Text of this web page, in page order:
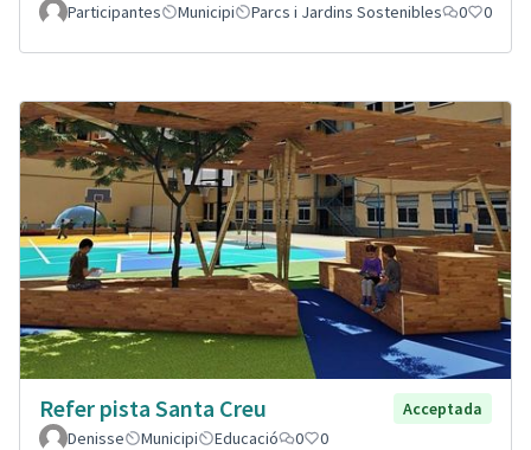
Participantes Municipi Parcs i Jardins Sostenibles 0 0
Refer pista Santa Creu
Acceptada
Denisse
Municipi Educació 0 0